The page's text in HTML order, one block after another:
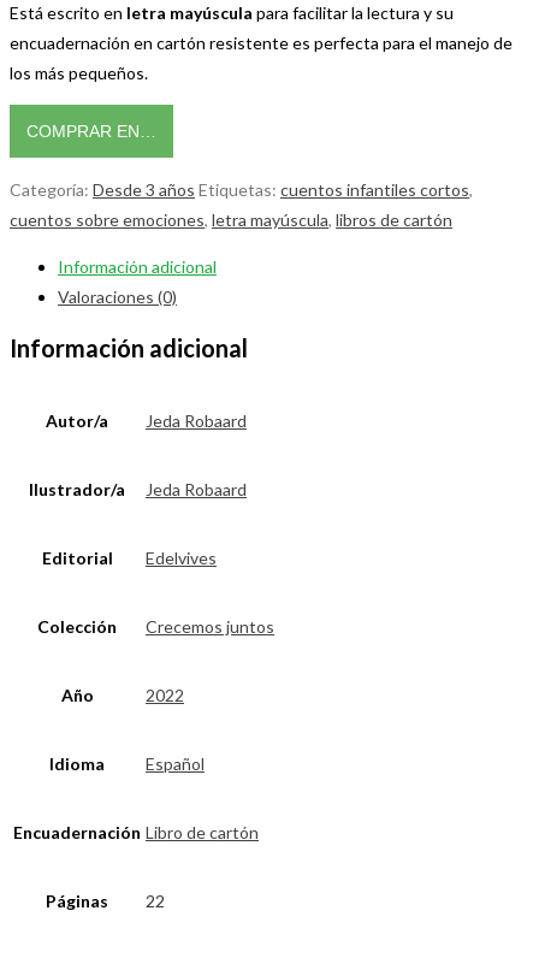
Está escrito en letra mayúscula para facilitar la lectura y su
encuadernación en cartón resistente es perfecta para el manejo de
los más pequeños.
COMPRAR EN…
Categoría: Desde 3 años Etiquetas: cuentos infantiles cortos,
cuentos sobre emociones, letra mayúscula, libros de cartón
Información adicional
Valoraciones (0)
Información adicional
Autor/a Jeda Robaard
Ilustrador/a Jeda Robaard
Editorial Edelvives
Colección Crecemos juntos
Año 2022
Idioma Español
Encuadernación Libro de cartón
Páginas 22